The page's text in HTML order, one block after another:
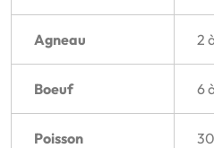
Agneau 2
Boeuf 6
Poisson